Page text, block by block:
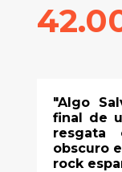
"Algo
final de
resgata
obscuro
rock